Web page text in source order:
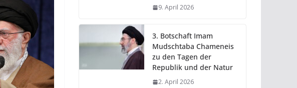
9. April 2026
3. Botschaft Imam
Mudschtaba Chameneis
zu den Tagen der
Republik und der Natur
2. April 2026